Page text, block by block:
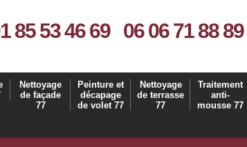
85 53 46 69 06 06 71 88 89
Nettoyage
de façade
77
Peinture et
décapage
de volet 77
Nettoyage
de terrasse
77
Traitement
anti-
mousse 77